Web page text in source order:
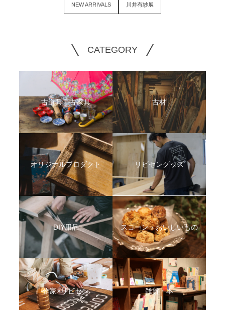
NEW ARRIVALS 川井有紗展
CATEGORY
古道具・古家具 古材
オリジナルプロダクト リビセングッズ
DIY用品 スコーン・おいしいもの
作家×リビセン 雑貨・本